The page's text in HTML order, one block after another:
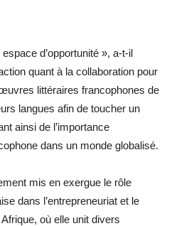
d’opportunité », a-t-il
quant à la collaboration pour
littéraires francophones de
langues afin de toucher un
ainsi de l’importance
dans un monde globalisé.
mis en exergue le rôle
dans l’entrepreneuriat et le
où elle unit divers